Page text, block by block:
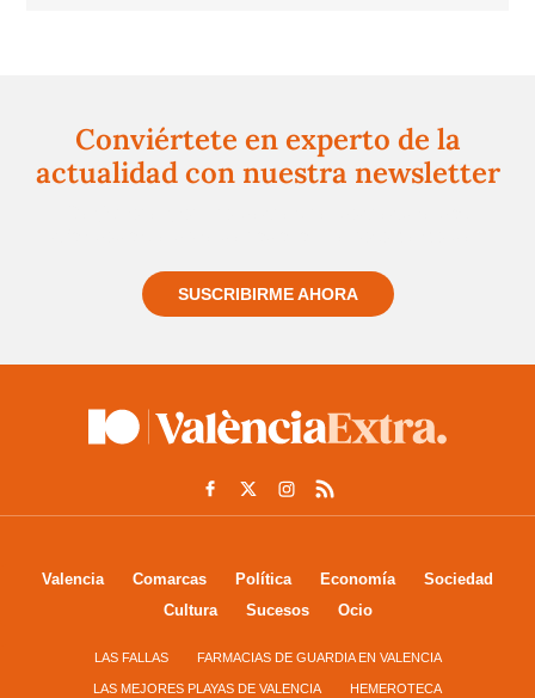
Conviértete en experto de la
actualidad con nuestra newsletter
SUSCRIBIRME AHORA
Valencia Comarcas Política Economía
Sociedad
Cultura
Sucesos Ocio
LAS FALLAS FARMACIAS DE GUARDIA EN VALENCIA
LAS MEJORES PLAYAS DE VALENCIA HEMEROTECA